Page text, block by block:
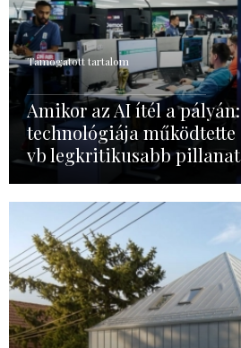
Támogatott tartalom
Amikor az AI ítél a
technológiája működtette
vb legkritikusabb